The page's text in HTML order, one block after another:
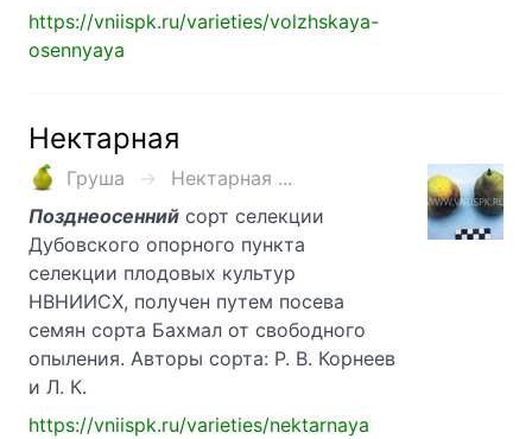
https://vniispk.ru/varieties/volzhskaya-
osennyaya
Нектарная
Груша
Нектарная ...
Позднеосенний сорт селекции
Дубовского опорного пункта
селекции плодовых культур
НВНИИСХ, получен путем посева
семян сорта Бахмал от свободного
опыления. Авторы сорта: Р. В. Корнеев
и Л. К.
https://vniispk.ru/varieties/nektarnaya